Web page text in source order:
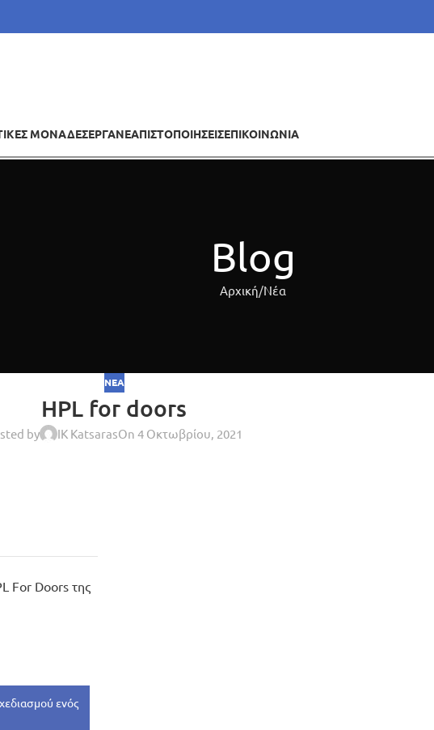
ΜΟΝΆΔΕΣΕΡΓΑΝΕΑΠΙΣΤΟΠΟΙΗΣΕΙΣΕΠΙΚΟΙΝΩΝΙΑ
Blog
Αρχική Νέα
ΝΈΑ
HPL for doors
by IK KatsarasOn 4 Οκτωβρίου, 2021
For Doors της
ενός